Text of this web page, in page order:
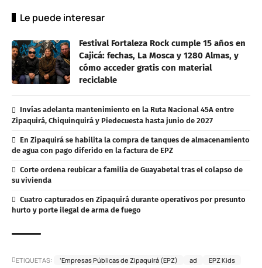
Le puede interesar
Festival Fortaleza Rock cumple 15 años en
Cajicá: fechas, La Mosca y 1280 Almas, y
cómo acceder gratis con material
reciclable
Invías adelanta mantenimiento en la Ruta Nacional 45A entre
Zipaquirá, Chiquinquirá y Piedecuesta hasta junio de 2027
En Zipaquirá se habilita la compra de tanques de almacenamiento
de agua con pago diferido en la factura de EPZ
Corte ordena reubicar a familia de Guayabetal tras el colapso de
su vivienda
Cuatro capturados en Zipaquirá durante operativos por presunto
hurto y porte ilegal de arma de fuego
ETIQUETAS: ‘Empresas Públicas de Zipaquirá (EPZ) ad EPZ Kids